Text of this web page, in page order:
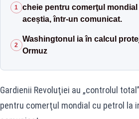
1
cheie pentru comerţul
aceștia, într-un comunicat.
2
Washingtonul ia în calcul
Ormuz
Gardienii Revoluţiei au „controlul
pentru comerţul mondial cu petrol la